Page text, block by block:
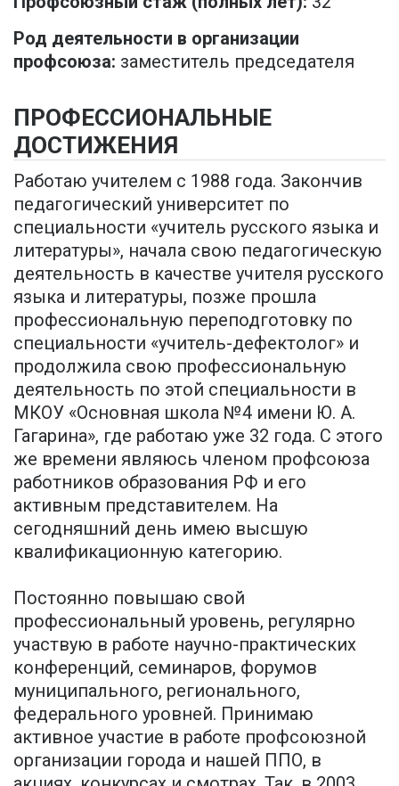
Род деятельности в организации
профсоюза: заместитель председателя
ПРОФЕССИОНАЛЬНЫЕ
ДОСТИЖЕНИЯ
Работаю учителем с 1988 года. Закончив
педагогический университет по
специальности «учитель русского языка и
литературы», начала свою педагогическую
деятельность в качестве учителя русского
языка и литературы, позже прошла
профессиональную переподготовку по
специальности «учитель-дефектолог» и
продолжила свою профессиональную
деятельность по этой специальности в
МКОУ «Основная школа №4 имени Ю. А.
Гагарина», где работаю уже 32 года. С этого
же времени являюсь членом профсоюза
работников образования РФ и его
активным представителем. На
сегодняшний день имею высшую
квалификационную категорию.
Постоянно повышаю свой
профессиональный уровень, регулярно
участвую в работе научно-практических
конференций, семинаров, форумов
муниципального, регионального,
федерального уровней. Принимаю
активное участие в работе профсоюзной
организации города и нашей ППО, в